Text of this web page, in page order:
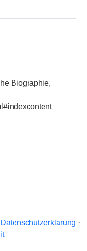
Biographie,
Datenschutzerklärung ·